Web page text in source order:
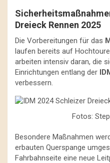
Dreieck Rennen 2025
Die Vorbereitungen für das
laufen bereits auf
arbeiten intensiv daran, die
Einrichtungen entlang der
verbessern.
Fotos:
Besondere Maßnahmen
erbauten Querspange
Fahrbahnseite eine neue